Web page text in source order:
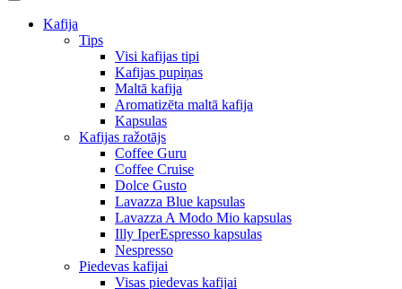
Kafija
Tips
Visi kafijas tipi
Kafijas pupiņas
Maltā kafija
Aromatizēta maltā kafija
Kapsulas
Kafijas ražotājs
Coffee Guru
Coffee Cruise
Dolce Gusto
Lavazza Blue kapsulas
Lavazza A Modo Mio kapsulas
Illy IperEspresso kapsulas
Nespresso
Piedevas kafijai
Visas piedevas kafijai